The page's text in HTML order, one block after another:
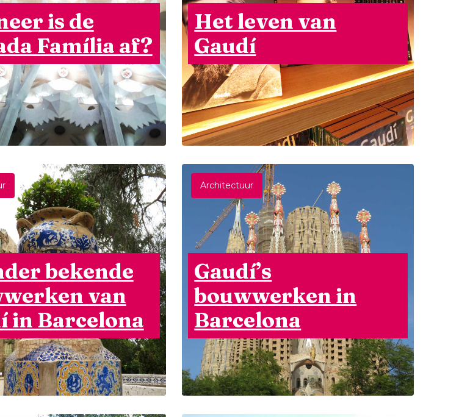
is de
Família af?
Het leven van
Gaudí
bekende
van
in Barcelona
Architectuur
Gaudí’s
bouwwerken in
Barcelona